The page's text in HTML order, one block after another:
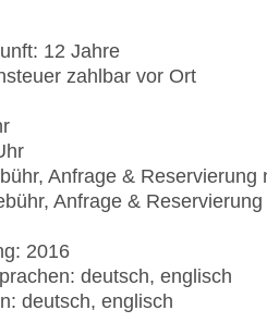
12 Jahre
zahlbar vor Ort
Anfrage & Reservierung
Anfrage &
2016
deutsch, englisch
deutsch, englisch